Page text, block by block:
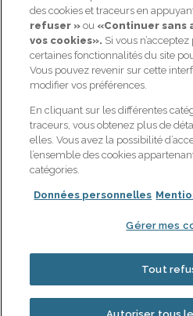
NOS OFFRES
ma famille et moi
Retraite : bien préparer ma
retraite
Santé : optimiser mes
remboursements santé
Épargne : sécuriser et
dynamiser mon épargne
Joindre le
09 69 32 35 05
Du lundi au
des cookies et traceurs en
refuser »ou «Continuer sans
vos cookies». Si vous
certaines fonctionnalités du site
Vous pouvez revenir sur cette
modifier vos préférences.
En cliquant sur les différentes
traceurs, vous obtenez plus de
elles. Vous avez la possibilité
l’ensemble des cookies
catégories.
Données personnelles
Gérer mes
Tout